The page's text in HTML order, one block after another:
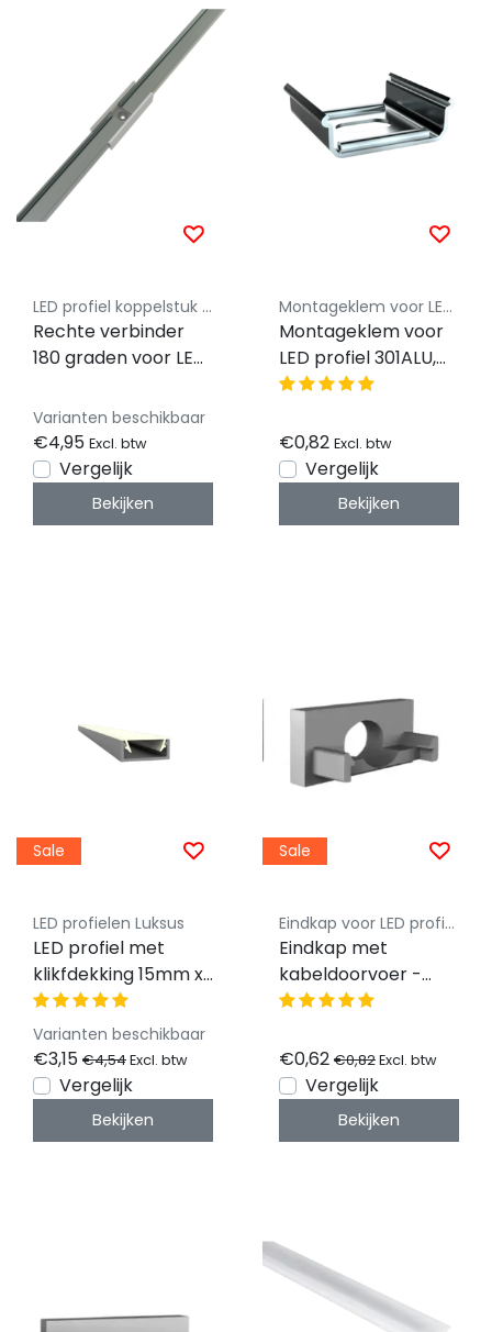
LED profiel koppelstuk Luksus
Rechte verbinder
180 graden voor LED
Varianten beschikbaar
€4,95 Excl. btw
Vergelijk
Bekijken
Montageklem voor LED profielen - Luksus
Montageklem voor
LED profiel 301ALU,
301WIT, 301ZWART
€0,82 Excl. btw
Vergelijk
Bekijken
Sale
LED profielen Luksus
LED profiel met
klikfdekking 15mm x
6mm - 301ALU
Varianten beschikbaar
€3,15 €4,54Excl. btw
Vergelijk
Bekijken
Sale
Eindkap voor LED profiel - Luksus
Eindkap met
kabeldoorvoer -
301ALU
€0,62 €0,82Excl. btw
Vergelijk
Bekijken